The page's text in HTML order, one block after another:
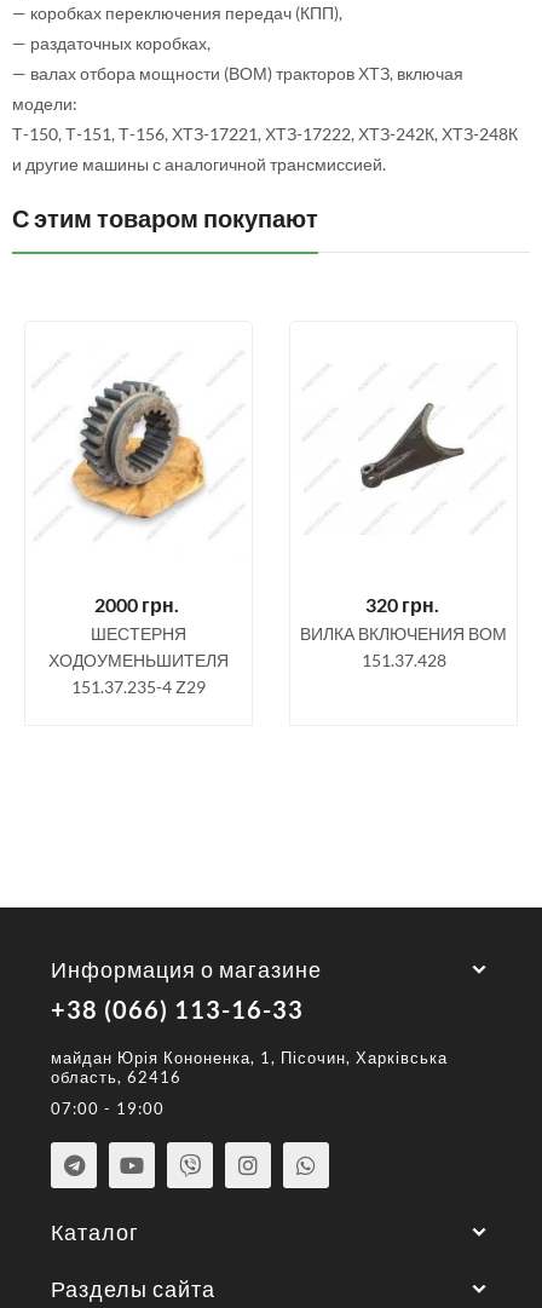
— коробках переключения передач (КПП),
— раздаточных коробках,
— валах отбора мощности (ВОМ) тракторов ХТЗ, включая
модели:
Т-150, Т-151, Т-156, ХТЗ-17221, ХТЗ-17222, ХТЗ-242К, ХТЗ-248К
и другие машины с аналогичной трансмиссией.
С этим товаром покупают
2000 грн.
ШЕСТЕРНЯ
ХОДОУМЕНЬШИТЕЛЯ
151.37.235-4 Z29
320 грн.
ВИЛКА ВКЛЮЧЕНИЯ ВОМ
151.37.428
Информация о магазине
+38 (066) 113-16-33
майдан Юрія Кононенка, 1, Пісочин, Харківська
область, 62416
07:00 - 19:00
Каталог
Разделы сайта